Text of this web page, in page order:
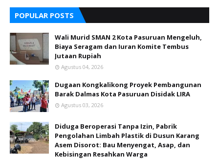
POPULAR POSTS
Wali Murid SMAN 2 Kota Pasuruan Mengeluh,
Biaya Seragam dan Iuran Komite Tembus
Jutaan Rupiah
Agustus 04, 2026
Dugaan Kongkalikong Proyek Pembangunan
Barak Dalmas Kota Pasuruan Disidak LIRA
Agustus 03, 2026
Diduga Beroperasi Tanpa Izin, Pabrik
Pengolahan Limbah Plastik di Dusun Karang
Asem Disorot: Bau Menyengat, Asap, dan
Kebisingan Resahkan Warga